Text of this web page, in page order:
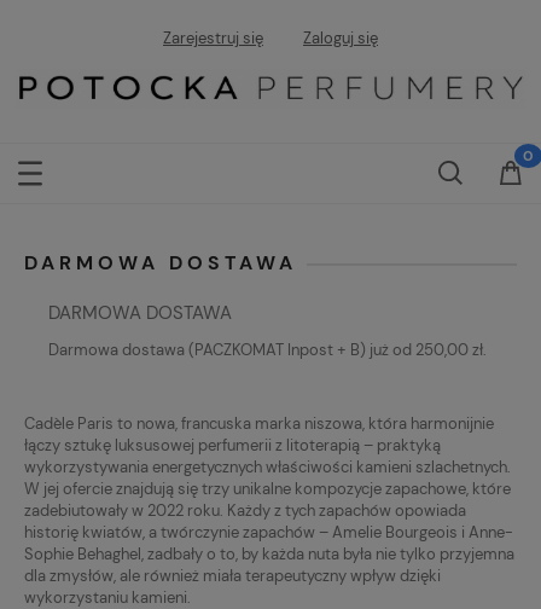
Zarejestruj się Zaloguj się
DARMOWA DOSTAWA
DARMOWA DOSTAWA
Darmowa dostawa (PACZKOMAT Inpost + B) już od 250,00 zł.
Cadèle Paris to nowa, francuska marka niszowa, która harmonijnie
łączy sztukę luksusowej perfumerii z litoterapią – praktyką
wykorzystywania energetycznych właściwości kamieni szlachetnych.
W jej ofercie znajdują się trzy unikalne kompozycje zapachowe, które
zadebiutowały w 2022 roku. Każdy z tych zapachów opowiada
historię kwiatów, a twórczynie zapachów – Amelie Bourgeois i Anne-
Sophie Behaghel, zadbały o to, by każda nuta była nie tylko przyjemna
dla zmysłów, ale również miała terapeutyczny wpływ dzięki
wykorzystaniu kamieni.